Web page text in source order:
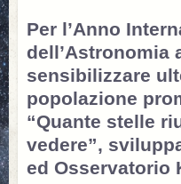
Per l’Anno
dell’Astronomia
sensibilizzare
popolazione
“Quante stelle
vedere”,
ed Osservatorio